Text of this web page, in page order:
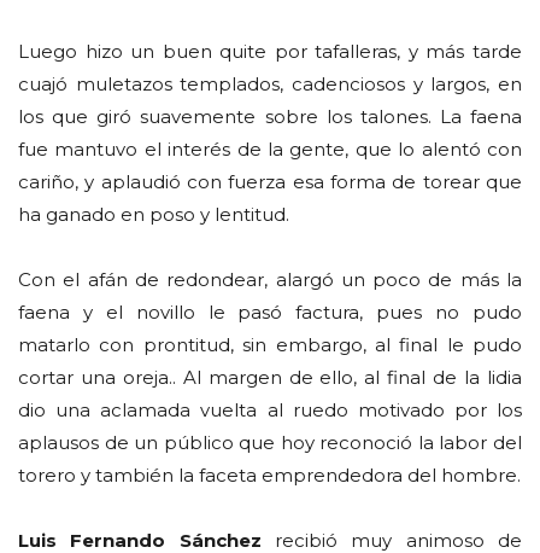
Luego hizo un buen quite por tafalleras, y más tarde
cuajó muletazos templados, cadenciosos y largos, en
los que giró suavemente sobre los talones. La faena
fue mantuvo el interés de la gente, que lo alentó con
cariño, y aplaudió con fuerza esa forma de torear que
ha ganado en poso y lentitud.
Con el afán de redondear, alargó un poco de más la
faena y el novillo le pasó factura, pues no pudo
matarlo con prontitud, sin embargo, al final le pudo
cortar una oreja.. Al margen de ello, al final de la lidia
dio una aclamada vuelta al ruedo motivado por los
aplausos de un público que hoy reconoció la labor del
torero y también la faceta emprendedora del hombre.
Luis Fernando Sánchez recibió muy animoso de